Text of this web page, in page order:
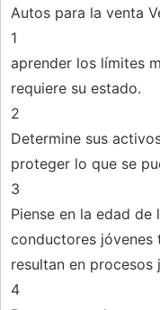
Autos para la venta
1
aprender los límites
requiere su estado.
2
Determine sus
proteger lo que se
3
Piense en la edad
conductores jóvenes
resultan en procesos
4